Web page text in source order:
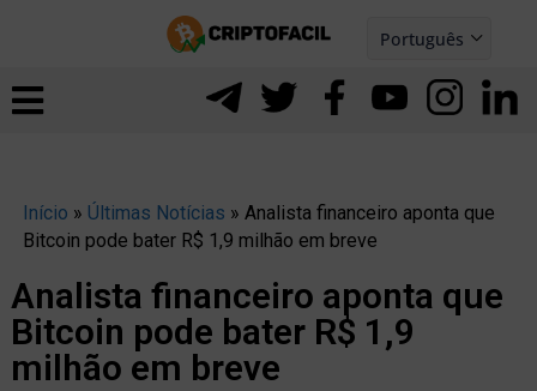
Português
Español
Início » Últimas Notícias » Analista financeiro aponta que
Bitcoin pode bater R$ 1,9 milhão em breve
Analista financeiro aponta que
Bitcoin pode bater R$ 1,9
milhão em breve